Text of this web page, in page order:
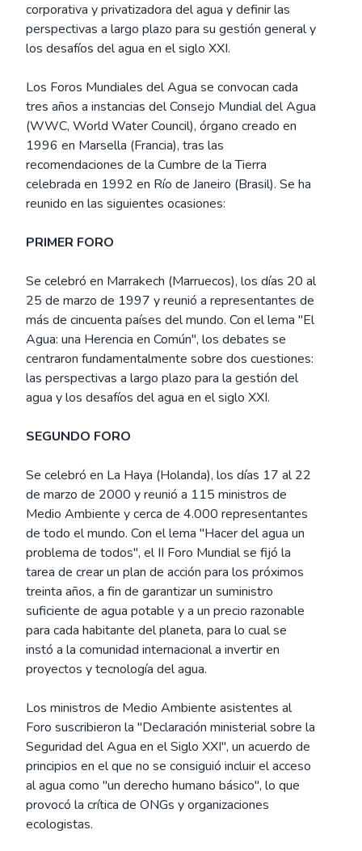
corporativa y privatizadora del agua y definir las
perspectivas a largo plazo para su gestión general y
los desafíos del agua en el siglo XXI.
Los Foros Mundiales del Agua se convocan cada
tres años a instancias del Consejo Mundial del Agua
(WWC, World Water Council), órgano creado en
1996 en Marsella (Francia), tras las
recomendaciones de la Cumbre de la Tierra
celebrada en 1992 en Río de Janeiro (Brasil). Se ha
reunido en las siguientes ocasiones:
PRIMER FORO
Se celebró en Marrakech (Marruecos), los días 20 al
25 de marzo de 1997 y reunió a representantes de
más de cincuenta países del mundo. Con el lema "El
Agua: una Herencia en Común", los debates se
centraron fundamentalmente sobre dos cuestiones:
las perspectivas a largo plazo para la gestión del
agua y los desafíos del agua en el siglo XXI.
SEGUNDO FORO
Se celebró en La Haya (Holanda), los días 17 al 22
de marzo de 2000 y reunió a 115 ministros de
Medio Ambiente y cerca de 4.000 representantes
de todo el mundo. Con el lema "Hacer del agua un
problema de todos", el II Foro Mundial se fijó la
tarea de crear un plan de acción para los próximos
treinta años, a fin de garantizar un suministro
suficiente de agua potable y a un precio razonable
para cada habitante del planeta, para lo cual se
instó a la comunidad internacional a invertir en
proyectos y tecnología del agua.
Los ministros de Medio Ambiente asistentes al
Foro suscribieron la "Declaración ministerial sobre la
Seguridad del Agua en el Siglo XXI", un acuerdo de
principios en el que no se consiguió incluir el acceso
al agua como "un derecho humano básico", lo que
provocó la crítica de ONGs y organizaciones
ecologistas.